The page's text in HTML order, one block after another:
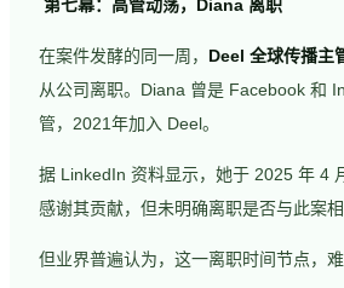
第七幕：高管动荡，Diana 离职
在案件发酵的同一周， Deel 全球传播
从公司离职。Diana 曾是 Facebook 和
管，2021年加入 Deel。
据 LinkedIn 资料显示，她于 2025 年 4
感谢其贡献，但未明确离职是否与此案相
但业界普遍认为，这一离职时间节点，难